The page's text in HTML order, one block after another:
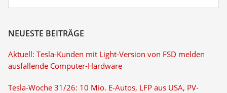
NEUESTE BEITRÄGE
Aktuell: Tesla-Kunden mit Light-Version von FSD melden
ausfallende Computer-Hardware
Tesla-Woche 31/26: 10 Mio. E-Autos, LFP aus USA, PV-